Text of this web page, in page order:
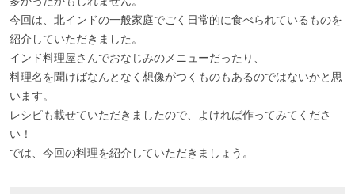
今回は、北インドの一般家庭でごく日常的に食べられているものを
紹介していただきました。
インド料理屋さんでおなじみのメニューだったり、
料理名を聞けばなんとなく想像がつくものもあるのではないかと思
います。
レシピも載せていただきましたので、よければ作ってみてくださ
い！
では、今回の料理を紹介していただきましょう。